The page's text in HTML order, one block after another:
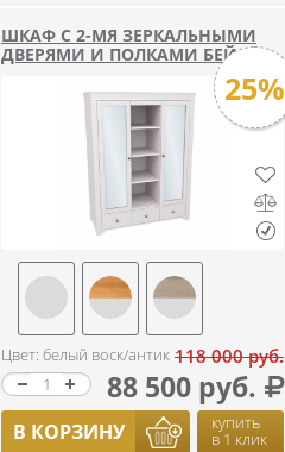
ШКАФ С 2-МЯ ЗЕРКАЛЬНЫМИ
ДВЕРЯМИ И ПОЛКАМИ БЕЙЛИ
25%
Цвет: белый воск/антик 118 000 руб.
88 500 руб.
В КОРЗИНУ купить
в 1 клик